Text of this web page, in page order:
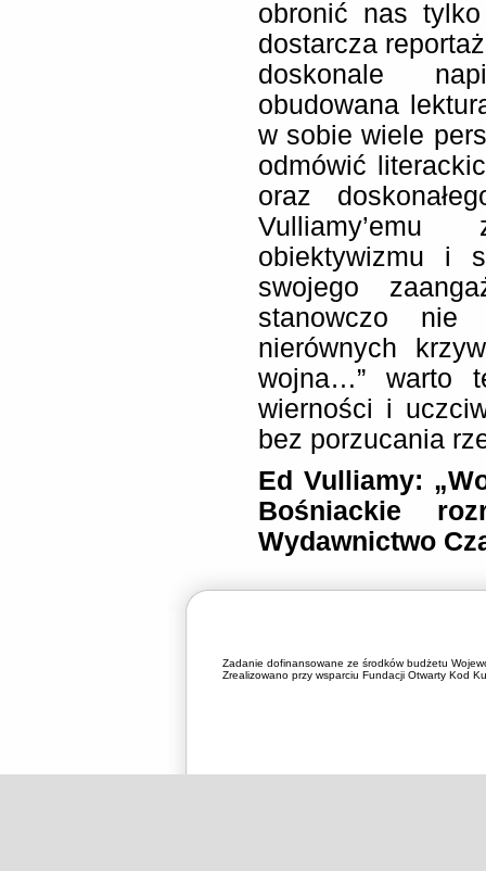
obronić nas
dostarcza
doskonale
obudowana
w sobie wiele
odmówić
oraz
obiektywizmu i
swojego
stanowczo
nierównych
wojna…” warto
wierności i
bez porzucania
Ed Vulliamy:
Bośniackie
Wydawnictwo
Zadanie dofinansowane ze środków budżetu
Zrealizowano przy wsparciu Fundacji Otwarty Kod